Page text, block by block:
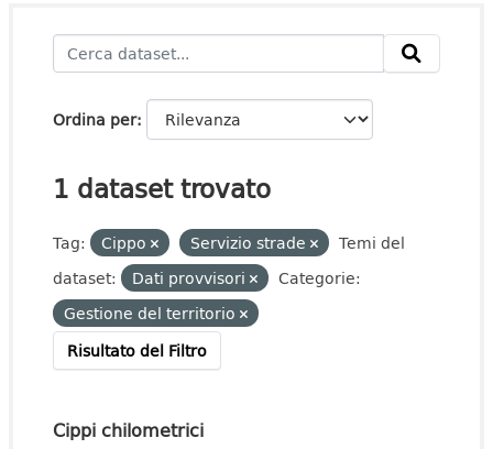
Ordina per
1 dataset trovato
Tag: Cippo Servizio strade
Temi del
dataset:
Dati provvisori
Categorie:
Gestione del territorio
Risultato del Filtro
Cippi chilometrici